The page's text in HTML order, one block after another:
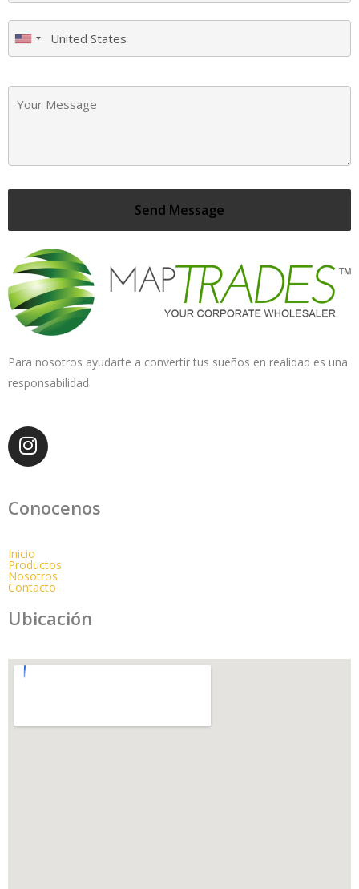
Para nosotros ayudarte a convertir tus sueños en realidad es una
responsabilidad
Conocenos
Inicio
Productos
Nosotros
Contacto
Ubicación